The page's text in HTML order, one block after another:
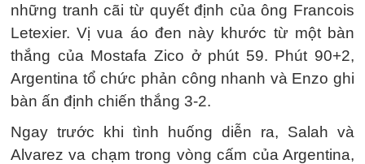
những tranh cãi từ quyết định của ông Francois
Letexier. Vị vua áo đen này khước từ một bàn
thắng của Mostafa Zico ở phút 59. Phút 90+2,
Argentina tổ chức phản công nhanh và Enzo ghi
bàn ấn định chiến thắng 3-2.
Ngay trước khi tình huống diễn ra, Salah và
Alvarez va chạm trong vòng cấm của Argentina,